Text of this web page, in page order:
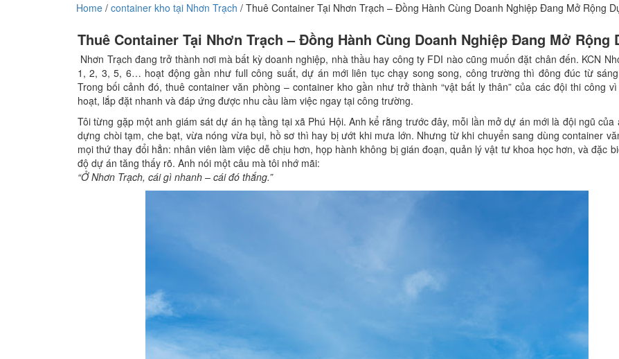
Home / container kho tại Nhơn Trạch / Thuê Container Tại Nhơn Trạch – Đồng Hành Cùng Doanh Nghiệp Đang Mở Rộng
Thuê Container Tại Nhơn Trạch – Đồng Hành Cùng Doanh Nghiệp Đang Mở Rộng
Nhơn Trạch đang trở thành nơi mà bất kỳ doanh nghiệp, nhà thầu hay công ty FDI nào cũng muốn đặt chân đến. KCN
1, 2, 3, 5, 6… hoạt động gần như full công suất, dự án mới liên tục chạy song song, công trường thì đông đúc từ
Trong bối cảnh đó, thuê container văn phòng – container kho gần như trở thành “vật bất ly thân” của các đội thi công
hoạt, lắp đặt nhanh và đáp ứng được nhu cầu làm việc ngay tại công trường.
Tôi từng gặp một anh giám sát dự án hạ tầng tại xã Phú Hội. Anh kể rằng trước đây, mỗi lần mở dự án mới là đội ngũ của
dựng chòi tạm, che bạt, vừa nóng vừa bụi, hồ sơ thì hay bị ướt khi mưa lớn. Nhưng từ khi chuyển sang dùng container
mọi thứ thay đổi hẳn: nhân viên làm việc dễ chịu hơn, họp hành không bị gián đoạn, quản lý vật tư khoa học hơn, và đặc
độ dự án tăng thấy rõ. Anh nói một câu mà tôi nhớ mãi:
“Ở Nhơn Trạch, cái gì nhanh – cái đó thắng.”